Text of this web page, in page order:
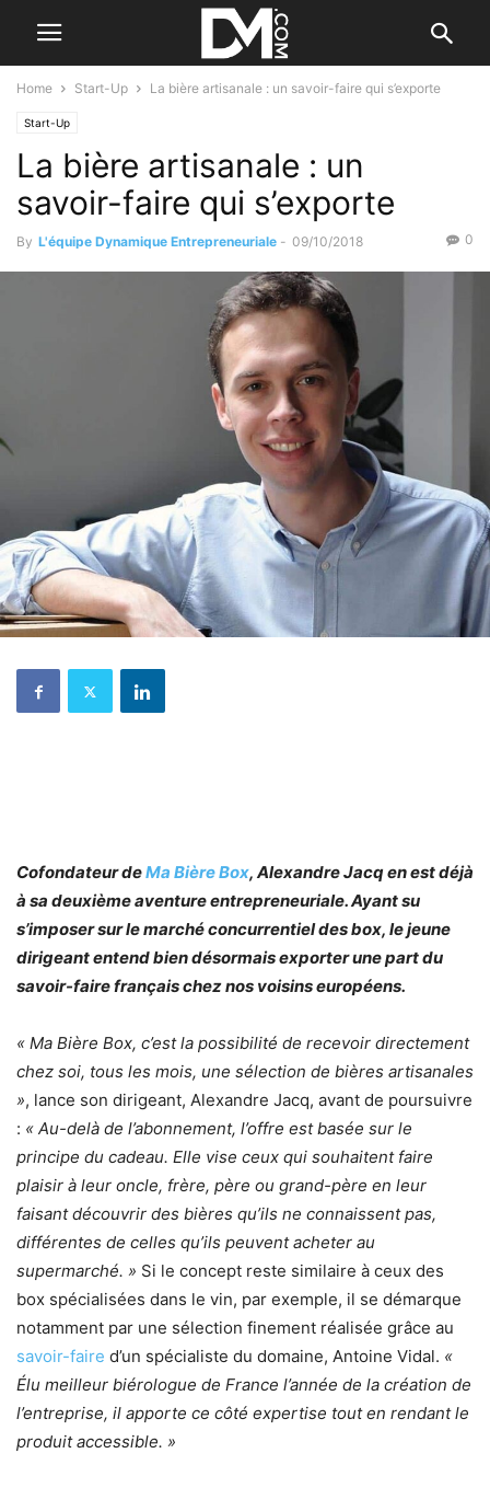
Home Start-Up La bière artisanale : un savoir-faire qui s’exporte
Start-Up
La bière artisanale : un
savoir-faire qui s’exporte
By L'équipe Dynamique Entrepreneuriale - 09/10/2018 0
Cofondateur deMa Bière Box, Alexandre Jacq en est déjà
à sa deuxième aventure entrepreneuriale. Ayant su
s’imposer sur le marché concurrentiel des box, le jeune
dirigeant entend bien désormais exporter une part du
savoir-faire français chez nos voisins européens.
« Ma Bière Box, c’est la possibilité de recevoir directement
chez soi, tous les mois, une sélection de bières artisanales
», lance son dirigeant, Alexandre Jacq, avant de poursuivre
: « Au-delà de l’abonnement, l’offre est basée sur le
principe du cadeau. Elle vise ceux qui souhaitent faire
plaisir à leur oncle, frère, père ou grand-père en leur
faisant découvrir des bières qu’ils ne connaissent pas,
différentes de celles qu’ils peuvent acheter au
supermarché. » Si le concept reste similaire à ceux des
box spécialisées dans le vin, par exemple, il se démarque
notamment par une sélection finement réalisée grâce au
savoir-faire d’un spécialiste du domaine, Antoine Vidal. «
Élu meilleur biérologue de France l’année de la création de
l’entreprise, il apporte ce côté expertise tout en rendant le
produit accessible. »